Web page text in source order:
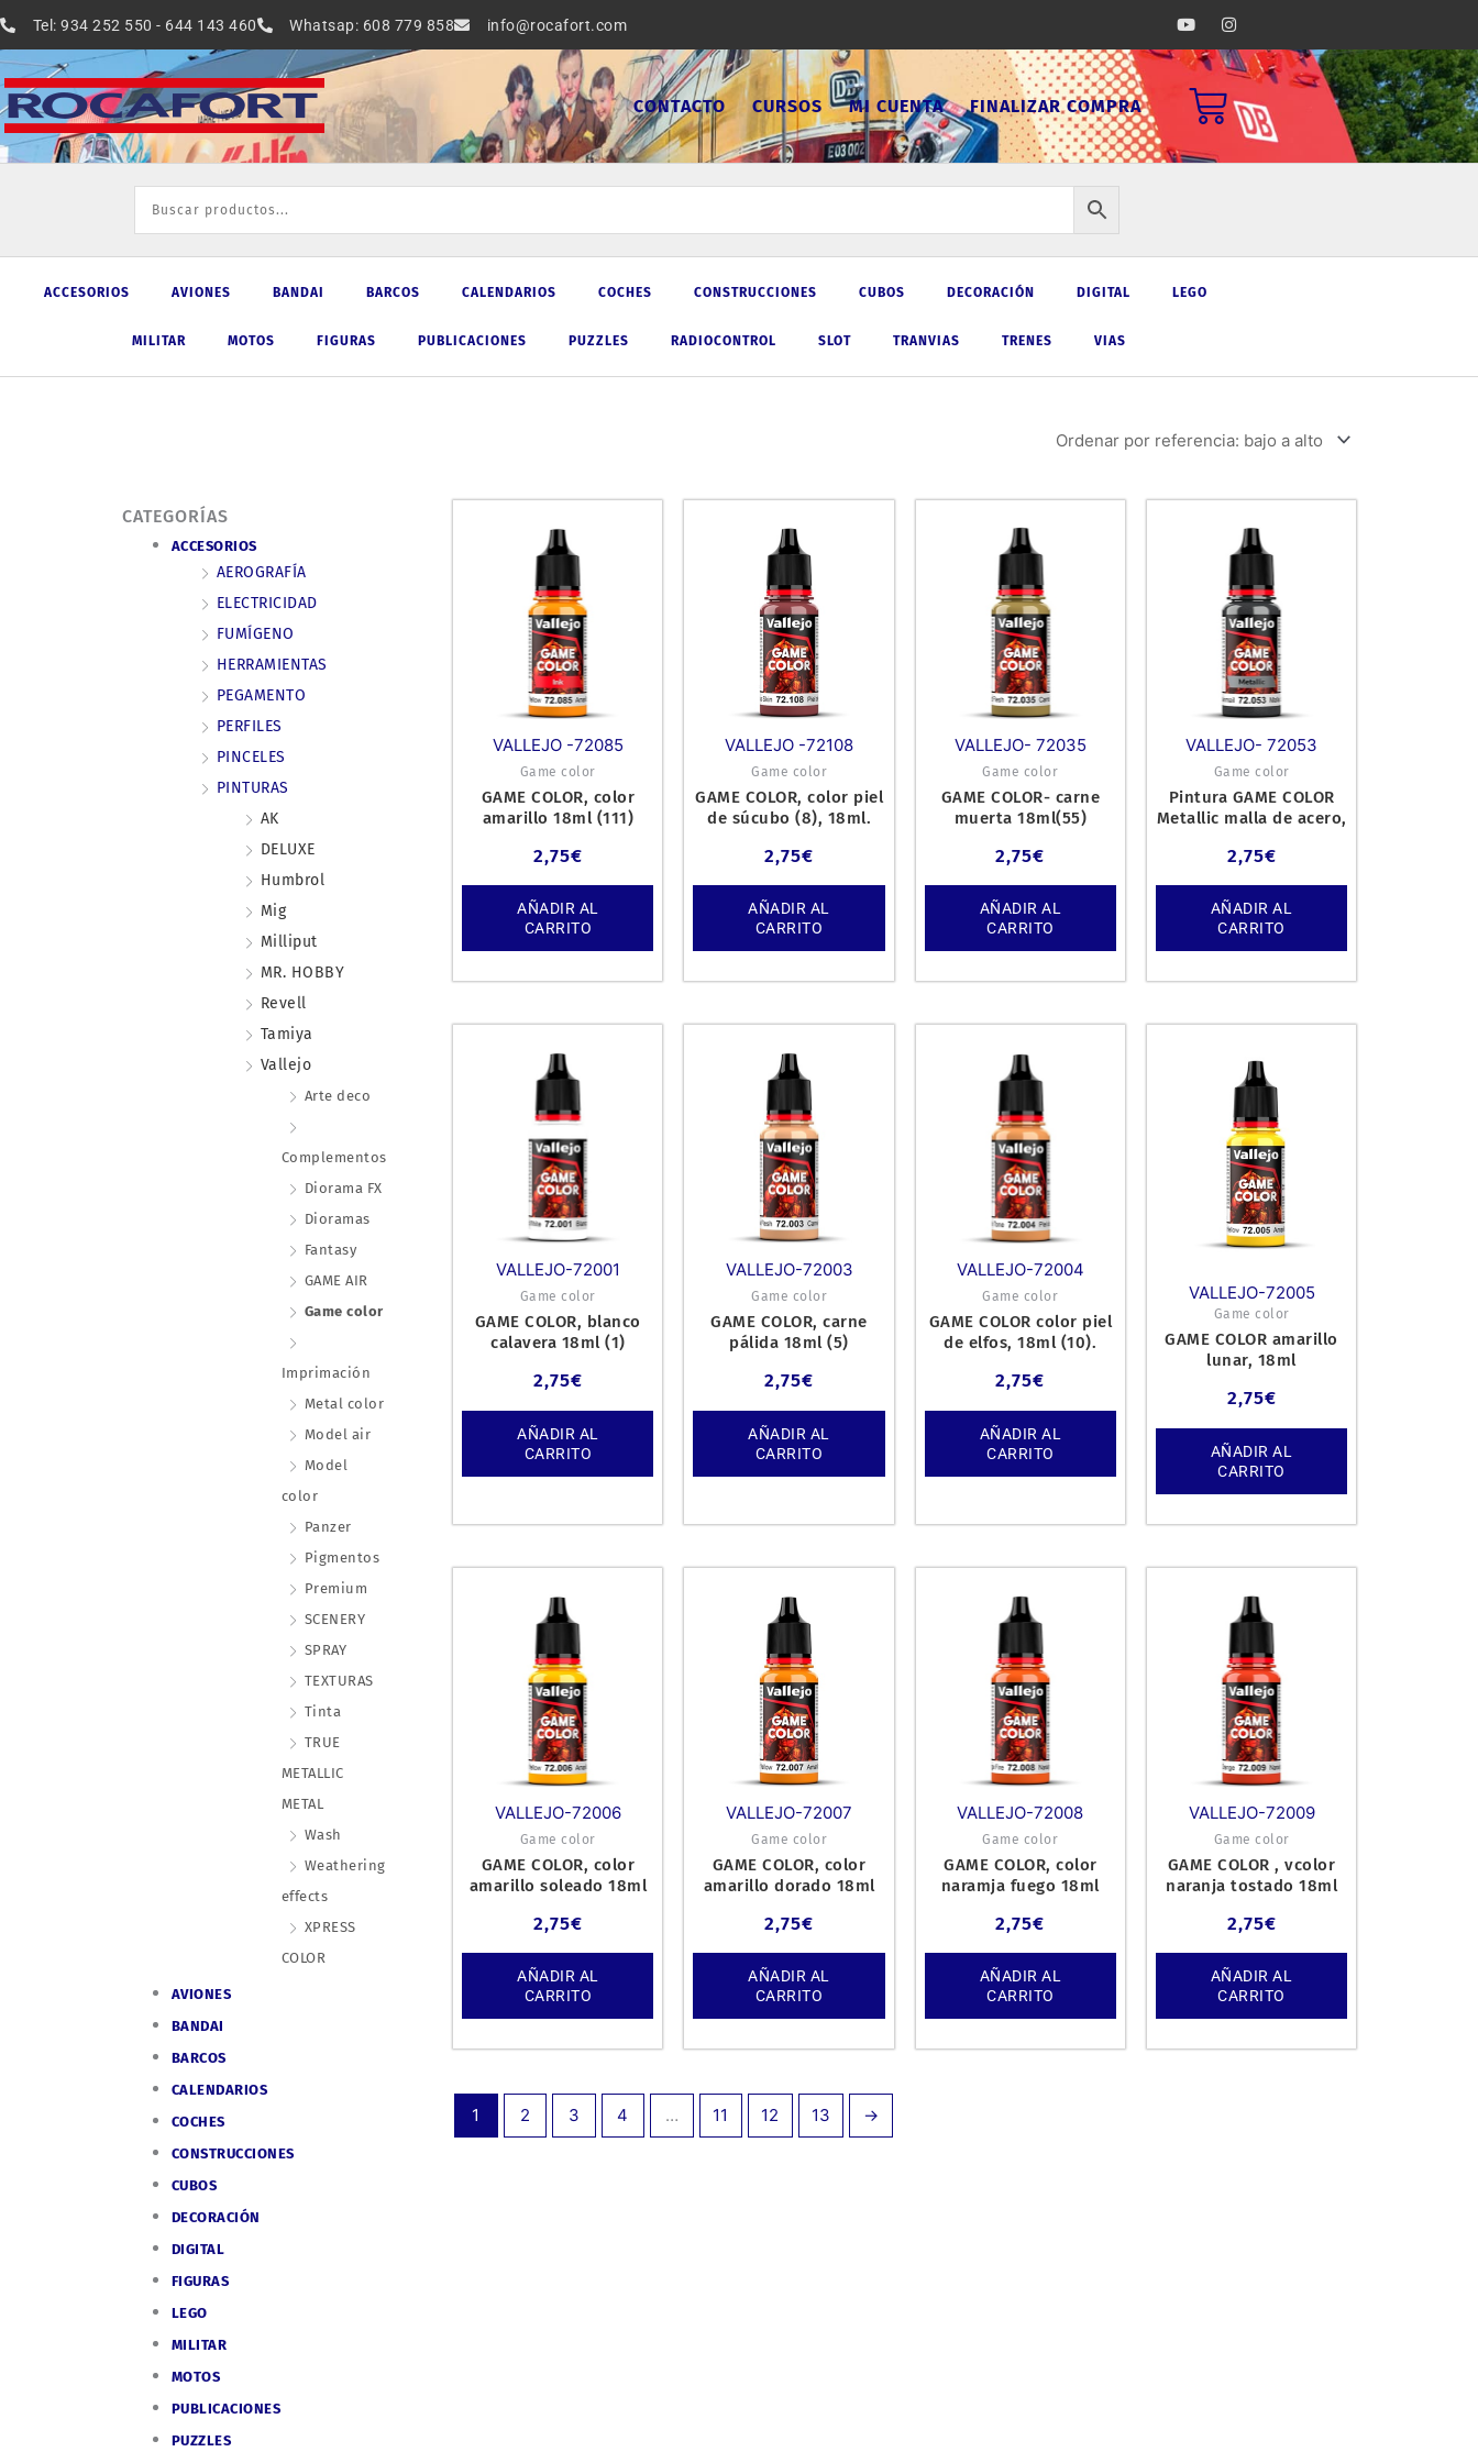
al
contenido
Tel: 934 252 550 - 644 143 460 Whatsap: 608 779 858 info@rocafort.com Y
o
u
t
I
n
s
t
a
g
CONTACTO CURSOS MI CUENTA FINALIZAR COMPRA Carrito
ACCESORIOS AVIONES BANDAI BARCOS CALENDARIOS COCHES CONSTRUCCIONES CUBOS DECORACIÓN DIGITAL LEGO
MILITAR MOTOS FIGURAS PUBLICACIONES PUZZLES RADIOCONTROL SLOT TRANVIAS TRENES VIAS
CATEGORÍAS
ACCESORIOS
AEROGRAFÍA
ELECTRICIDAD
FUMÍGENO
HERRAMIENTAS
PEGAMENTO
PERFILES
PINCELES
PINTURAS
AK
DELUXE
Humbrol
Mig
Milliput
MR. HOBBY
Revell
Tamiya
Vallejo
Arte deco
Complementos
Diorama FX
Dioramas
Fantasy
GAME AIR
Game color
Imprimación
Metal color
Model air
Model
color
Panzer
Pigmentos
Premium
SCENERY
SPRAY
TEXTURAS
Tinta
TRUE
METALLIC
METAL
Wash
Weathering
effects
XPRESS
COLOR
AVIONES
BANDAI
BARCOS
CALENDARIOS
COCHES
CONSTRUCCIONES
CUBOS
DECORACIÓN
DIGITAL
FIGURAS
LEGO
MILITAR
MOTOS
PUBLICACIONES
PUZZLES
VALLEJO -72085
Game color
GAME COLOR, color
amarillo 18ml (111)
2,75€
AÑADIR AL
CARRITO
VALLEJO -72108
Game color
GAME COLOR, color piel
de súcubo (8), 18ml.
2,75€
AÑADIR AL
CARRITO
VALLEJO- 72035
Game color
GAME COLOR- carne
muerta 18ml(55)
2,75€
AÑADIR AL
CARRITO
VALLEJO- 72053
Game color
Pintura GAME COLOR
Metallic malla de acero,
2,75€
AÑADIR AL
CARRITO
VALLEJO-72001
Game color
GAME COLOR, blanco
calavera 18ml (1)
2,75€
AÑADIR AL
CARRITO
VALLEJO-72003
Game color
GAME COLOR, carne
pálida 18ml (5)
2,75€
AÑADIR AL
CARRITO
VALLEJO-72004
Game color
GAME COLOR color piel
de elfos, 18ml (10).
2,75€
AÑADIR AL
CARRITO
VALLEJO-72005
Game color
GAME COLOR amarillo
lunar, 18ml
2,75€
AÑADIR AL
CARRITO
VALLEJO-72006
Game color
GAME COLOR, color
amarillo soleado 18ml
2,75€
AÑADIR AL
CARRITO
VALLEJO-72007
Game color
GAME COLOR, color
amarillo dorado 18ml
2,75€
AÑADIR AL
CARRITO
VALLEJO-72008
Game color
GAME COLOR, color
naramja fuego 18ml
2,75€
AÑADIR AL
CARRITO
VALLEJO-72009
Game color
GAME COLOR , vcolor
naranja tostado 18ml
2,75€
AÑADIR AL
CARRITO
1 2 3 4 … 11 12 13 →